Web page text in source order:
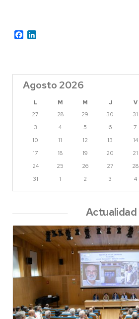
Facebook
Agosto 2026
L M M J V
27
28 29 30 31
3
4 5 6 7
10
11 12 13 14
17
18 19 20 21
24
25 26 27 28
31
1 2 3 4
Actualidad